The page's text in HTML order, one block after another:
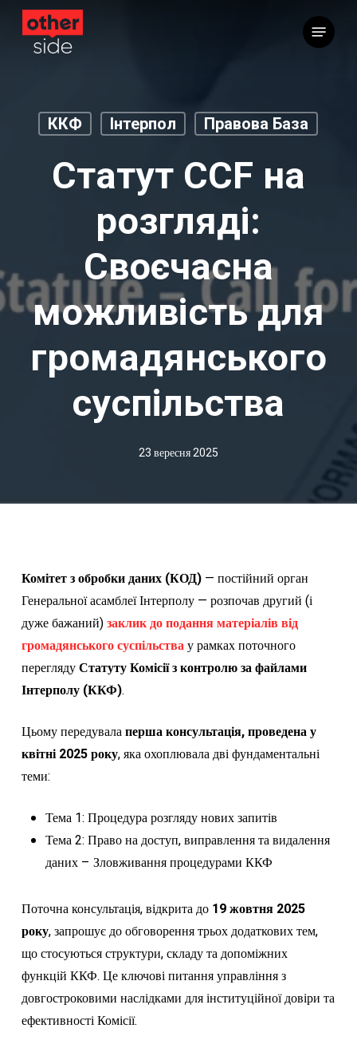
Перейти
основного
Меню
ККФ Інтерпол Правова База
Статут CCF на
розгляді:
Своєчасна
можливість для
громадянського
суспільства
23 вересня 2025
Комітет з обробки даних (КОД)— постійний орган
Генеральної асамблеї Інтерполу — розпочав другий (і
дуже бажаний)заклик до подання матеріалів від
громадянського суспільствау рамках поточного
переглядуСтатуту Комісії з контролю за файлами
Інтерполу (ККФ).
Цьому передувалаперша консультація, проведена у
квітні 2025 року, яка охоплювала дві фундаментальні
теми:
Тема 1: Процедура розгляду нових запитів
Тема 2: Право на доступ, виправлення та видалення
даних – Зловживання процедурами ККФ
Поточна консультація, відкрита до 19 жовтня 2025
року, запрошує до обговорення трьох додаткових тем,
що стосуються структури, складу та допоміжних
функцій ККФ. Це ключові питання управління з
довгостроковими наслідками для інституційної довіри та
ефективності Комісії.